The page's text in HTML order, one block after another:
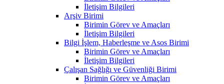
İletişim Bilgileri
Arşiv Birimi
Birimin Görev ve Amaçları
İletişim Bilgileri
Bilgi İşlem, Haberleşme ve Asos Birimi
Birimin Görev ve Amaçları
İletişim Bilgileri
Çalışan Sağlığı ve Güvenliği Birimi
Birimin Görev ve Amaçları